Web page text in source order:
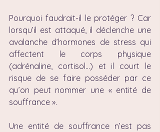
Pourquoi faudrait-il le protéger ? Car
lorsqu’il est attaqué, il déclenche une
avalanche d’hormones de stress qui
affectent le corps physique
(adrénaline, cortisol…) et il court le
risque de se faire posséder par ce
qu’on peut nommer une « entité de
souffrance ».
Une entité de souffrance n’est pas